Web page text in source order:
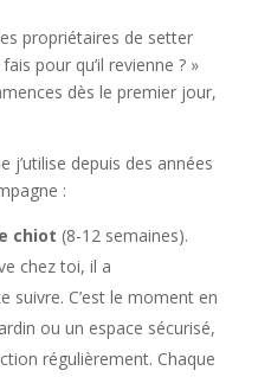
propriétaires de setter
pour qu’il revienne ? »
dès le premier jour,
j’utilise depuis des années
:
chiot (8-12 semaines).
chez toi, il a
suivre. C’est le moment en
ou un espace sécurisé,
régulièrement. Chaque